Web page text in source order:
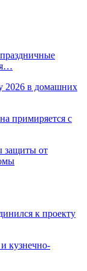
2026 в домашних
примиряется с
защиты от
к проекту
кузнечно-